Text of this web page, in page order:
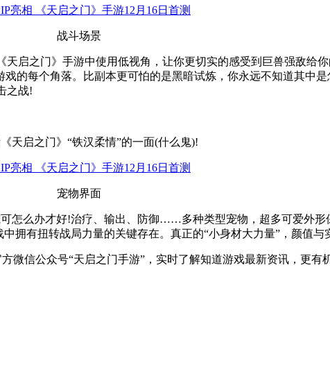
战斗场景
启之门》手游中使用低视角，让你更切实的感受到巨兽强敌给
的每个角落。比副本更可怕的是黑暗试炼，你永远不知道其中
之战!
天启之门》“铁汉柔情”的一面(什么鬼)!
宠物界面
怎么办才好!治疗、输出、防御……多种类型宠物，超多可爱外形
拥有扭转战局力量的关键存在。真正的“小身材大力量”，颜值与
微信公众号“天启之门手游”，实时了解知道游戏最新资讯，更有